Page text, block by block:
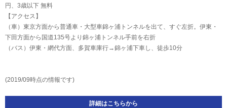
円、3歳以下 無料
【アクセス】
（車）東京方面から普通車・大型車錦ヶ浦トンネルを出て、すぐ左折。伊東・
下田方面から国道135号より錦ヶ浦トンネル手前を右折
（バス）伊東・網代方面、多賀車庫行→錦ヶ浦下車し、徒歩10分
(2019/09時点の情報です)
詳細はこちらから